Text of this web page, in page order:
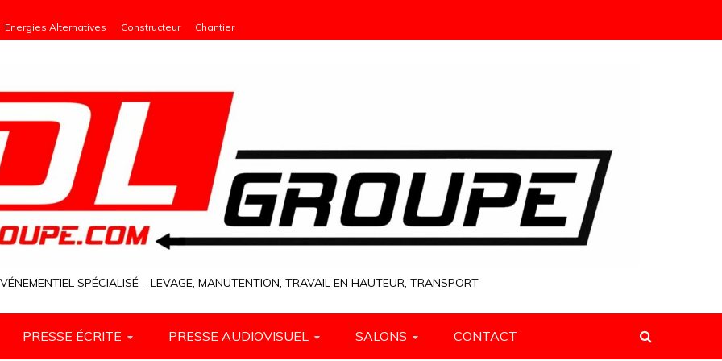
Energies Alternatives Constructeur Chantier
SPÉCIALISÉ – LEVAGE, MANUTENTION, TRAVAIL EN HAUTEUR, TRANSPORT
PRESSE ÉCRITE PRESSE AUDIOVISUEL SALONS CONTACT